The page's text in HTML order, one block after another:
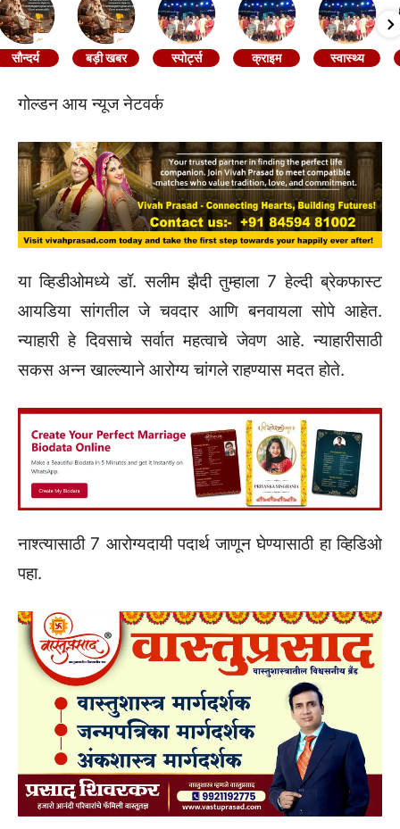
सौन्दर्य बड़ी खबर स्पोर्ट्स क्राइम स्वास्थ्य
गोल्डन आय न्यूज नेटवर्क
या व्हिडीओमध्ये डॉ. सलीम झैदी तुम्हाला 7 हेल्दी ब्रेकफास्ट
आयडिया सांगतील जे चवदार आणि बनवायला सोपे आहेत.
न्याहारी हे दिवसाचे सर्वात महत्वाचे जेवण आहे. न्याहारीसाठी
सकस अन्न खाल्ल्याने आरोग्य चांगले राहण्यास मदत होते.
नाश्त्यासाठी 7 आरोग्यदायी पदार्थ जाणून घेण्यासाठी हा व्हिडिओ
पहा.